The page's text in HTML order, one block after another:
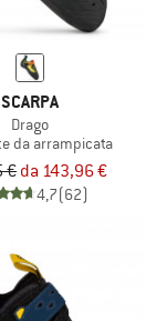
SCARPA
Drago
da arrampicata
€ da 143,96 €
4,7(62)